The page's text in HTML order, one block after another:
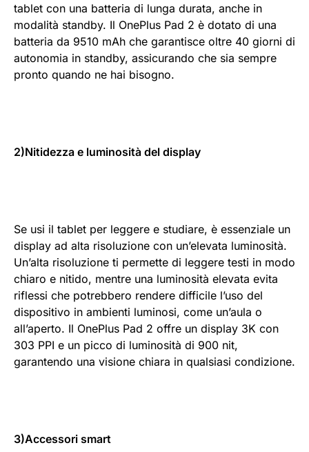
tablet con una batteria di lunga durata, anche in
modalità standby. Il OnePlus Pad 2 è dotato di una
batteria da 9510 mAh che garantisce oltre 40 giorni di
autonomia in standby, assicurando che sia sempre
pronto quando ne hai bisogno.
2)Nitidezza e luminosità del display
Se usi il tablet per leggere e studiare, è essenziale un
display ad alta risoluzione con un’elevata luminosità.
Un’alta risoluzione ti permette di leggere testi in modo
chiaro e nitido, mentre una luminosità elevata evita
riflessi che potrebbero rendere difficile l’uso del
dispositivo in ambienti luminosi, come un’aula o
all’aperto. Il OnePlus Pad 2 offre un display 3K con
303 PPI e un picco di luminosità di 900 nit,
garantendo una visione chiara in qualsiasi condizione.
3)Accessori smart